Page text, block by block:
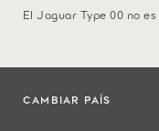
El Jaguar Type 00 no
CAMBIAR PAÍS